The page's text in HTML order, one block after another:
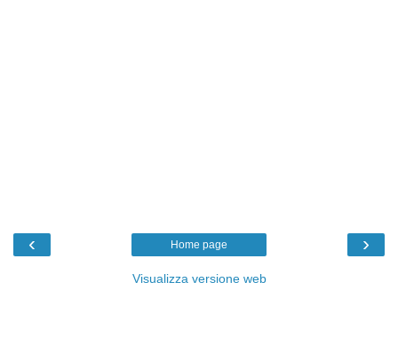
‹ ›
Home page
Visualizza versione web